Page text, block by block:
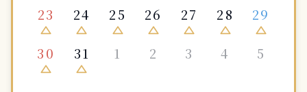
23
change_history
24
change_history
25
change_history
26
change_history
27
change_history
28
change_history
29
change_history
30
change_history
31
change_history
1 2 3 4 5